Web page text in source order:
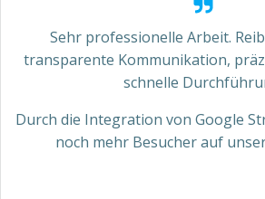
Sehr professionelle Arbeit.
transparente Kommunikation,
schnelle
Durch die Integration von Google
noch mehr Besucher auf